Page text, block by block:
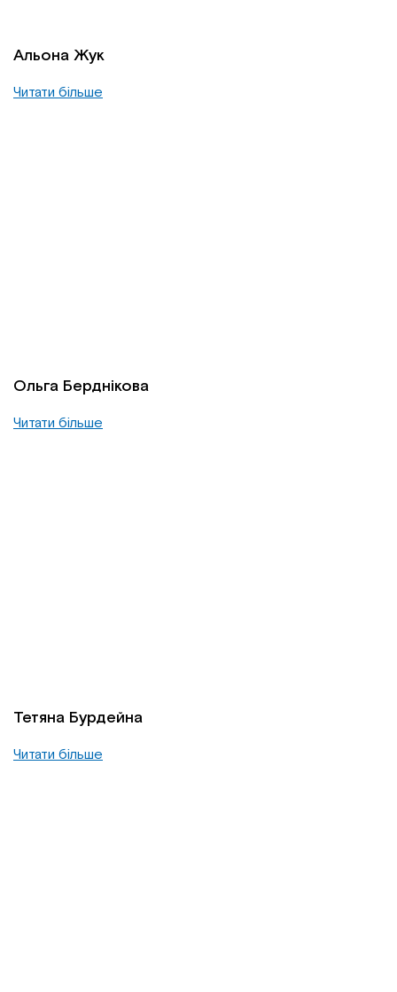
Альона Жук
Читати більше
Ольга Берднікова
Читати більше
Тетяна Бурдейна
Читати більше